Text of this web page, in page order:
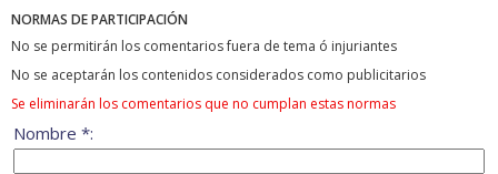
NORMAS DE PARTICIPACIÓN
No se permitirán los comentarios fuera de tema ó injuriantes
No se aceptarán los contenidos considerados como publicitarios
Se eliminarán los comentarios que no cumplan estas normas
Nombre *: